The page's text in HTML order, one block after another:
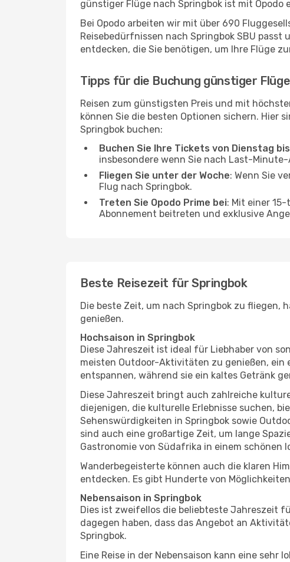
günstiger Flüge nach Springbok ist mit Opodo
Bei Opodo arbeiten wir mit über 690
Reisebedürfnissen nach Springbok SBU
entdecken, die Sie benötigen, um Ihre Flüge
Tipps für die Buchung günstiger
Reisen zum günstigsten Preis und mit
können Sie die besten Optionen sichern. Hier
Springbok buchen:
Buchen Sie Ihre Tickets von Dienstag
insbesondere wenn Sie nach Last-
Fliegen Sie unter der Woche: Wenn Sie
Flug nach Springbok.
Treten Sie Opodo Prime bei: Mit einer
Abonnement beitreten und exklusive
Beste Reisezeit für Springbok
Die beste Zeit, um nach Springbok zu fliegen,
genießen.
Hochsaison in Springbok
Diese Jahreszeit ist ideal für Liebhaber von
meisten Outdoor-Aktivitäten zu genießen, ein
entspannen, während sie ein kaltes Getränk
Diese Jahreszeit bringt auch zahlreiche
diejenigen, die kulturelle Erlebnisse suchen,
Sehenswürdigkeiten in Springbok sowie
sind auch eine großartige Zeit, um lange
Gastronomie von Südafrika in einem schönen
Wanderbegeisterte können auch die klaren
entdecken. Es gibt Hunderte von
Nebensaison in Springbok
Dies ist zweifellos die beliebteste Jahreszeit
dagegen haben, dass das Angebot an
Springbok.
Eine Reise in der Nebensaison kann eine